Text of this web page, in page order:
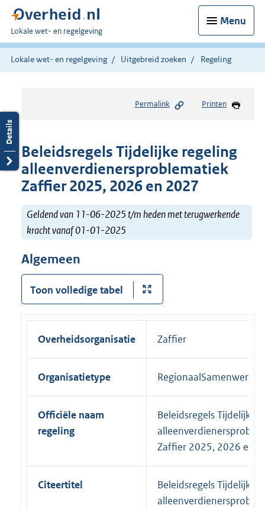
Menu
U
bent
hier:
Lokale wet- en regelgeving
Lokale wet- en regelgeving Uitgebreid zoeken Regeling
Permalink Printen
Beleidsregels Tijdelijke regeling
alleenverdienersproblematiek
Zaffier 2025, 2026 en 2027
Geldend van 11-06-2025 t/m heden met terugwerkende
kracht vanaf 01-01-2025
Algemeen
Toon volledige tabel
Overheidsorganisatie Zaffier
Organisatietype
Officiële naam
regeling
Beleidsregels Tijdelijke
Zaffier 2025, 2026 en
Citeertitel
Beleidsregels Tijdelijke